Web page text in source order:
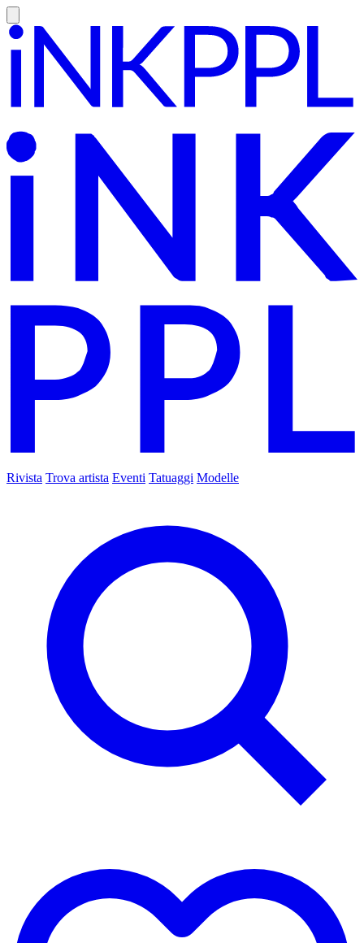
Rivista Trova artista Eventi Tatuaggi Modelle